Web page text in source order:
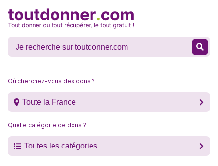
Où cherchez-vous des dons ?
Toute la France
Quelle catégorie de dons ?
Toutes les catégories